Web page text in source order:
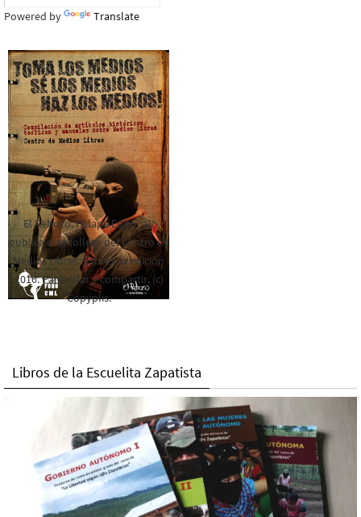
Powered by Translate
El Rebozo, Palapa Editorial,
publica este folleto del Centro de
Medios Libres. Esta es la edición
2016. Para rolar y compartir. (c)
Copyplis.
Libros de la Escuelita Zapatista